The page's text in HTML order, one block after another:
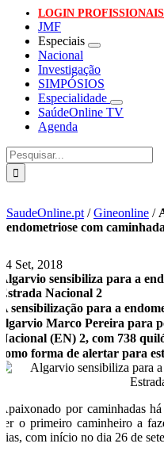
LOGIN PROFISSIONAIS
JMF
Especiais
Nacional
Investigação
SIMPÓSIOS
Especialidade
SaúdeOnline TV
Agenda
Pesquisar
SaudeOnline.pt /Gineonline /
endometriose com
24 Set, 2018
Algarvio sensibiliza para a
Estrada Nacional 2
A sensibilização para a
algarvio Marco Pereira para
Nacional (EN) 2, com 738
como forma de alertar para
Apaixonado por caminhadas
ser o primeiro caminheiro a
dias, com início no dia 26 de